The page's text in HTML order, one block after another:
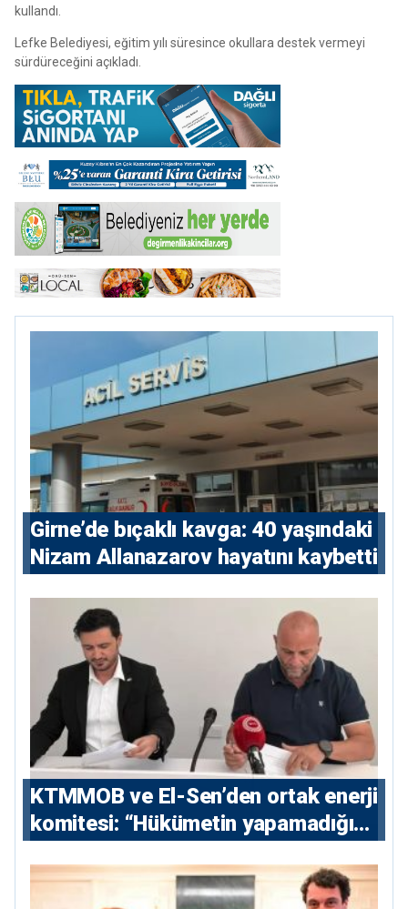
kullandı.
Lefke Belediyesi, eğitim yılı süresince okullara destek vermeyi
sürdüreceğini açıkladı.
Girne’de bıçaklı kavga: 40 yaşındaki
Nizam Allanazarov hayatını kaybetti
KTMMOB ve El-Sen’den ortak enerji
komitesi: “Hükümetin yapamadığını